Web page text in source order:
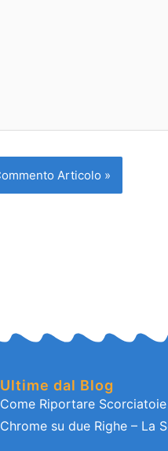
Ultime dal Blog
Come Riportare
Chrome su due Righe – La